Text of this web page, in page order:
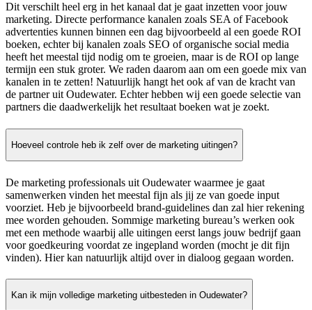
Dit verschilt heel erg in het kanaal dat je gaat inzetten voor jouw
marketing. Directe performance kanalen zoals SEA of Facebook
advertenties kunnen binnen een dag bijvoorbeeld al een goede ROI
boeken, echter bij kanalen zoals SEO of organische social media
heeft het meestal tijd nodig om te groeien, maar is de ROI op lange
termijn een stuk groter. We raden daarom aan om een goede mix van
kanalen in te zetten! Natuurlijk hangt het ook af van de kracht van
de partner uit Oudewater. Echter hebben wij een goede selectie van
partners die daadwerkelijk het resultaat boeken wat je zoekt.
Hoeveel controle heb ik zelf over de marketing uitingen?
De marketing professionals uit Oudewater waarmee je gaat
samenwerken vinden het meestal fijn als jij ze van goede input
voorziet. Heb je bijvoorbeeld brand-guidelines dan zal hier rekening
mee worden gehouden. Sommige marketing bureau’s werken ook
met een methode waarbij alle uitingen eerst langs jouw bedrijf gaan
voor goedkeuring voordat ze ingepland worden (mocht je dit fijn
vinden). Hier kan natuurlijk altijd over in dialoog gegaan worden.
Kan ik mijn volledige marketing uitbesteden in Oudewater?